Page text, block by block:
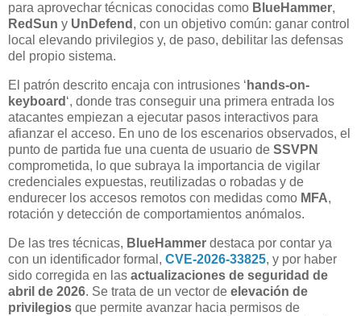
para aprovechar técnicas conocidas como BlueHammer,
RedSun y UnDefend , con un objetivo común: ganar control
local elevando privilegios y, de paso, debilitar las defensas
del propio sistema.
El patrón descrito encaja con intrusiones ‘ hands-on-
keyboard ‘, donde tras conseguir una primera entrada los
atacantes empiezan a ejecutar pasos interactivos para
afianzar el acceso. En uno de los escenarios observados, el
punto de partida fue una cuenta de usuario de SSVPN
comprometida, lo que subraya la importancia de vigilar
credenciales expuestas, reutilizadas o robadas y de
endurecer los accesos remotos con medidas como MFA,
rotación y detección de comportamientos anómalos.
De las tres técnicas, BlueHammer destaca por contar ya
con un identificador formal, CVE-2026-33825, y por haber
sido corregida en las actualizaciones de seguridad de
abril de 2026. Se trata de un vector de elevación de
privilegios que permite avanzar hacia permisos de